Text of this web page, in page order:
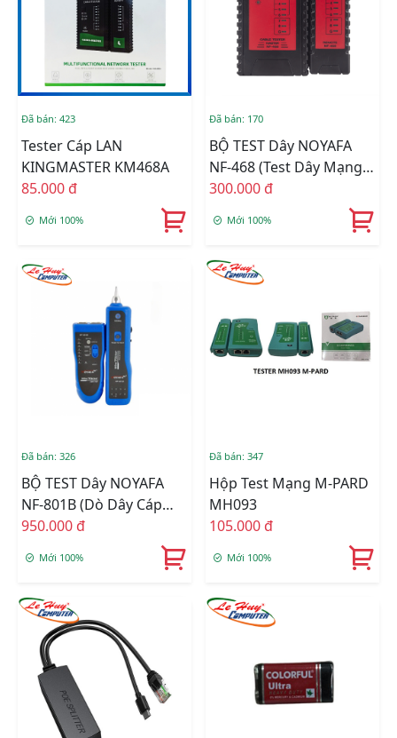
Đã bán: 423
Tester Cáp LAN
KINGMASTER KM468A
85.000 đ
Mới 100%
Đã bán: 170
BỘ TEST Dây NOYAFA
NF-468 (test Dây Mạng,
Dây Điện Thoại)
300.000 đ
Mới 100%
Đã bán: 326
BỘ TEST Dây NOYAFA
NF-801B (dò Dây Cáp
Mạng)
950.000 đ
Mới 100%
Đã bán: 347
Hộp Test Mạng M-PARD
MH093
105.000 đ
Mới 100%